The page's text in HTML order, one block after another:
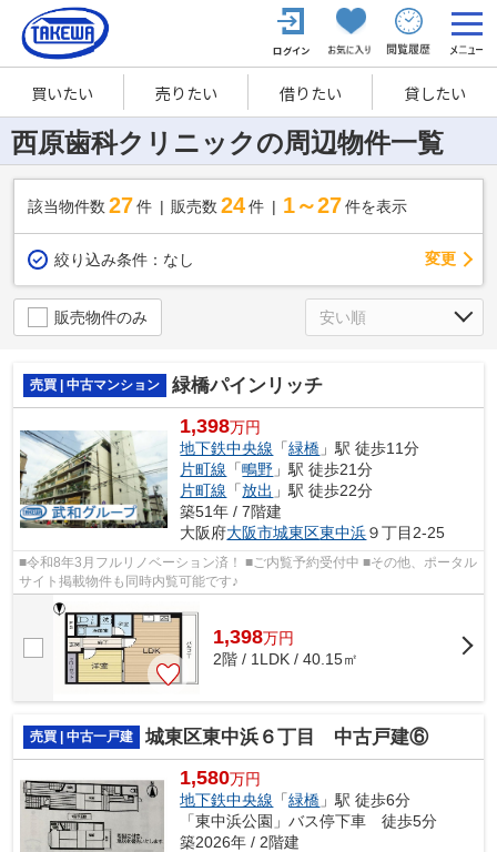
買いたい 売りたい 借りたい 貸したい
西原歯科クリニックの周辺物件一覧
該当物件数 27件 販売数 24 件 1～27 件を表示
絞り込み条件： なし 変更
販売物件のみ
売買 | 中古マンション 緑橋パインリッチ
1,398万円
地下鉄中央線 「緑橋 」駅 徒歩11分
片町線 「鴫野 」駅 徒歩21分
片町線 「放出 」駅 徒歩22分
築51年 / 7階建
大阪府大阪市城東区東中浜９丁目2-25
■令和8年3月フルリノベーション済！ ■ご内覧予約受付中 ■その他、ポータル
サイト掲載物件も同時内覧可能です♪
1,398万円
2階 / 1LDK / 40.15㎡
売買 | 中古一戸建 城東区東中浜６丁目 中古戸建⑥
1,580万円
地下鉄中央線 「緑橋 」駅 徒歩6分
「東中浜公園」バス停下車 徒歩5分
築2026年 / 2階建